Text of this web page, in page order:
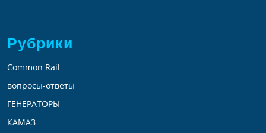
Рубрики
Common Rail
вопросы-ответы
ГЕНЕРАТОРЫ
КАМАЗ